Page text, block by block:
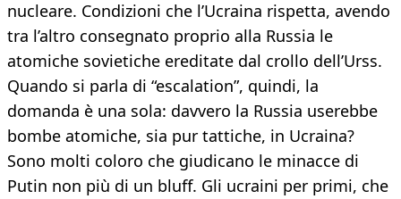
nucleare. Condizioni che l’Ucraina rispetta, avendo
tra l’altro consegnato proprio alla Russia le
atomiche sovietiche ereditate dal crollo dell’Urss.
Quando si parla di “escalation”, quindi, la
domanda è una sola: davvero la Russia userebbe
bombe atomiche, sia pur tattiche, in Ucraina?
Sono molti coloro che giudicano le minacce di
Putin non più di un bluff. Gli ucraini per primi, che